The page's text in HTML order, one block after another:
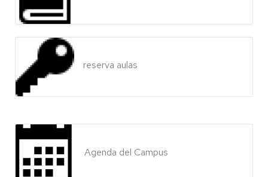
reserva aulas
Agenda del Campus